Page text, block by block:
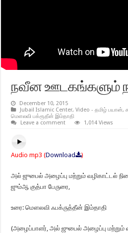
நவீன ஊடகங்களும்
December 10, 2015
Jubail Islamic Center,Video - தமிழ் பயான்,
மெளலவி பக்ரூதீன் இம்தாதி
Leave a comment
1,014 Views
Audio mp3 (Download )
அல் ஜுபைல் அழைப்பு மற்றும் வழிகாட்டல்
ஜும்ஆ குத்பா பேருரை,
உரை: மௌலவி ஃபக்ருத்தீன் இம்தாதி
(அழைப்பாளர், அல் ஜுபைல் அழைப்பு மற்றும்